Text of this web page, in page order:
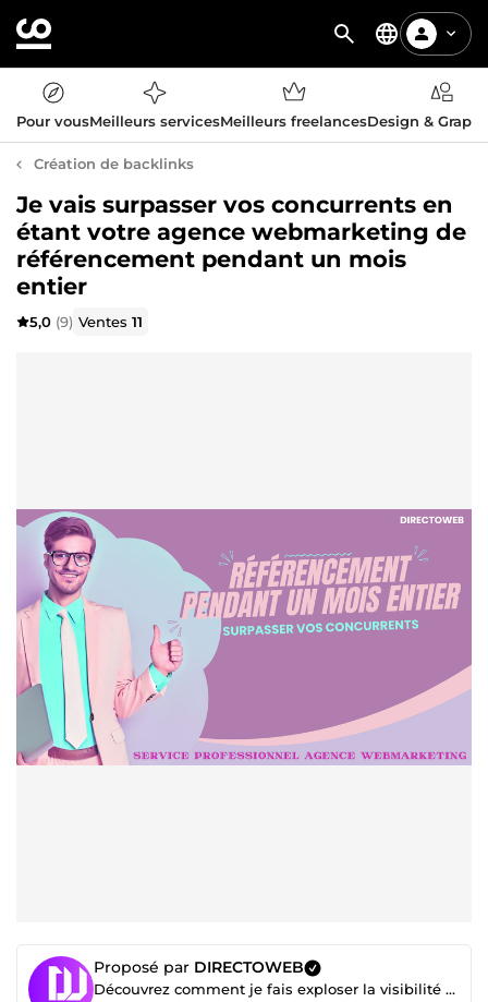
Pour vousMeilleurs servicesMeilleurs freelancesDesign &
Création de backlinks
Je vais surpasser vos concurrents en
étant votre agence webmarketing de
référencement pendant un mois
entier
5,0 (9) Ventes11
Proposé par DIRECTOWEB
Découvrez comment je fais exploser la visibilité de mes clients 👇 cliquez pour voir 👇